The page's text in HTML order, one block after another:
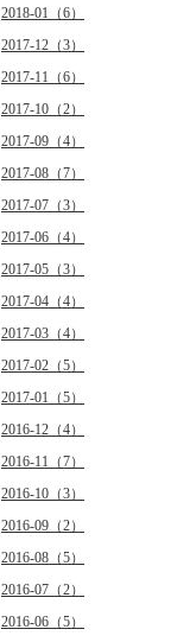
2018-01（6）
2017-12（3）
2017-11（6）
2017-10（2）
2017-09（4）
2017-08（7）
2017-07（3）
2017-06（4）
2017-05（3）
2017-04（4）
2017-03（4）
2017-02（5）
2017-01（5）
2016-12（4）
2016-11（7）
2016-10（3）
2016-09（2）
2016-08（5）
2016-07（2）
2016-06（5）